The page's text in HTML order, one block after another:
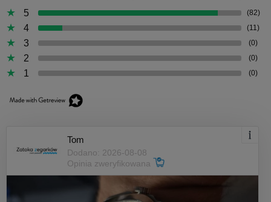
5
(82)
4 (11)
3 (0)
2 (0)
1 (0)
Tom
Dodano: 2026-08-08
Opinia zweryfikowana